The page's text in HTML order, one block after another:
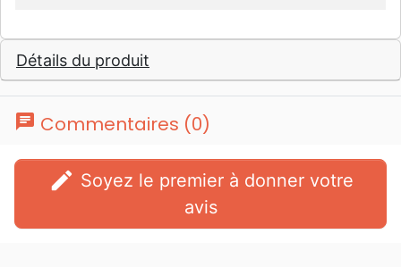
Détails du produit
chat Commentaires (0)
edit
avis